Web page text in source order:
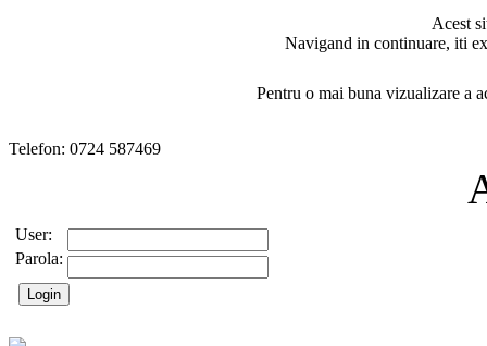
Acest
Navigand in continuare, iti
Pentru o mai buna vizualizare a
Telefon: 0724 587469
User:
Parola: